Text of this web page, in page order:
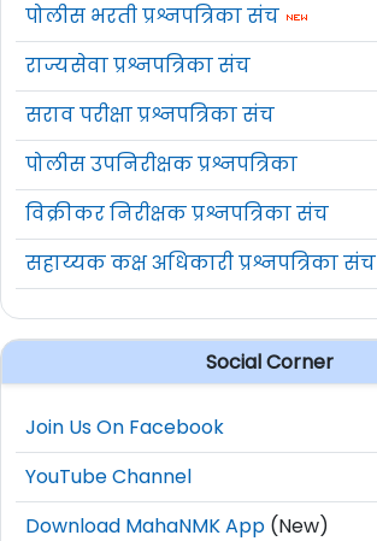
पोलीस भरती प्रश्नपत्रिका संच
राज्यसेवा प्रश्नपत्रिका संच
सराव परीक्षा प्रश्नपत्रिका संच
पोलीस उपनिरीक्षक प्रश्नपत्रिका
विक्रीकर निरीक्षक प्रश्नपत्रिका संच
सहाय्यक कक्ष अधिकारी प्रश्नपत्रिका संच
Social Corner
Join Us On Facebook
YouTube Channel
Download MahaNMK App (New)